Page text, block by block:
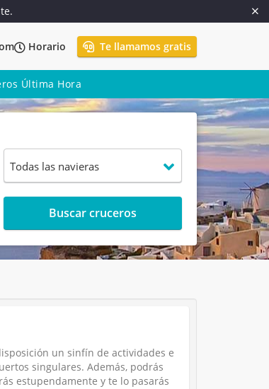
Horario Te llamamos gratis
Última Hora
Buscar cruceros
un sinfín de actividades e
singulares. Además, podrás
estupendamente y te lo pasarás